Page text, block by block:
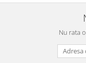
cratita...ma gandesc
cumpar si eu! Recomand
Nu rata